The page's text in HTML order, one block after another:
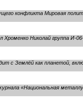
конфликта Мировая
Николай группа И-
Землёй как планетой,
«Национальная